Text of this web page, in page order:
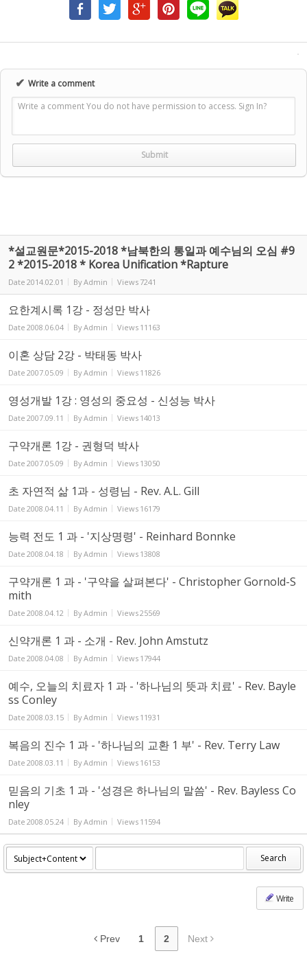
✔ Write a comment
Write a comment You do not have permission to access. Sign In?
*설교원문*2015-2018 *남북한의 통일과 예수님의 오심 #9
2 *2015-2018 * Korea Unification *Rapture
Date 2014.02.01 ByAdmin Views 7241
요한계시록 1강 - 정성만 박사
Date 2008.06.04 ByAdmin Views 11163
이혼 상담 2강 - 박태동 박사
Date 2007.05.09 ByAdmin Views 11826
영성개발 1강 : 영성의 중요성 - 신성능 박사
Date 2007.09.11 ByAdmin Views 14013
구약개론 1강 - 권형덕 박사
Date 2007.05.09 ByAdmin Views 13050
초 자연적 삶 1과 - 성령님 - Rev. A.L. Gill
Date 2008.04.11 ByAdmin Views 16179
능력 전도 1 과 - '지상명령' - Reinhard Bonnke
Date 2008.04.18 ByAdmin Views 13808
구약개론 1 과 - '구약을 살펴본다' - Christopher Gornold-S
mith
Date 2008.04.12 ByAdmin Views25569
신약개론 1 과 - 소개 - Rev. John Amstutz
Date 2008.04.08 ByAdmin Views 17944
예수, 오늘의 치료자 1 과 - '하나님의 뜻과 치료' - Rev. Bayle
ss Conley
Date 2008.03.15 ByAdmin Views 11931
복음의 진수 1 과 - '하나님의 교환 1 부' - Rev. Terry Law
Date 2008.03.11 ByAdmin Views 16153
믿음의 기초 1 과 - '성경은 하나님의 말씀' - Rev. Bayless Co
nley
Date 2008.05.24 ByAdmin Views 11594
Search
Write
Prev 1 2 Next